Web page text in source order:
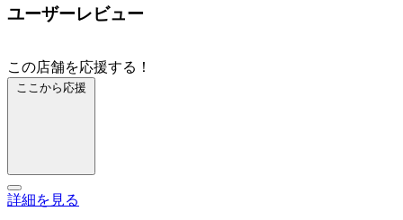
ユーザーレビュー
この店舗を応援する！
ここから応援
詳細を見る